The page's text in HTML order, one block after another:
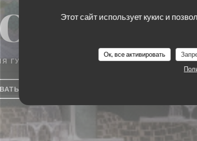
Этот сайт использует кукис и
Ок, все активировать
ГУРМАНОВ
СТОЛИК